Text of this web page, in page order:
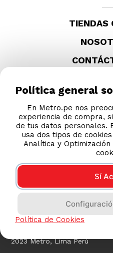
TIENDAS
COMPRAS 100% SEGURAS
Esta tienda usa Niubiz para
electrónicas.
2023 Metro, Lima Perú
Política general
En Metro.pe nos
experiencia de compra,
de tus datos personales.
usa dos tipos de
Analítica y
Sí
Política de Cookies